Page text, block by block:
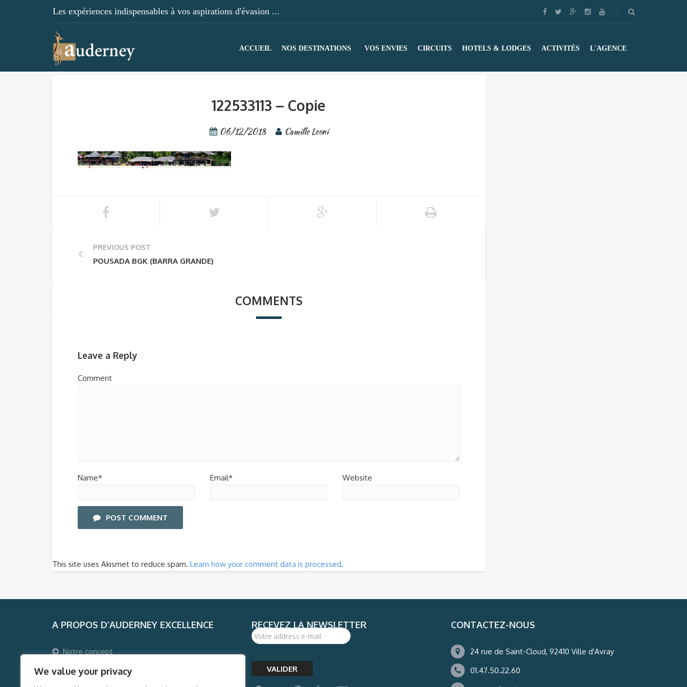
We value your privacy
Les expériences indispensables à vos aspirations d'évasion ...
ACCUEIL NOS DESTINATIONS VOS ENVIES CIRCUITS HOTELS & LODGES ACTIVITÉS L'AGENCE
122533113 – Copie
06/12/2018 Camille Leoni
PREVIOUS POST
POUSADA BGK (BARRA GRANDE)
COMMENTS
Leave a Reply
Comment
Name* Email* Website
POST COMMENT
This site uses Akismet to reduce spam. Learn how your comment data is processed.
A PROPOS D’AUDERNEY EXCELLENCE
Notre concept
Pourquoi voyager avec Auderney Excellence ?
Qui sommes-nous ?
RECEVEZ LA NEWSLETTER CONTACTEZ-NOUS
24 rue de Saint-Cloud, 92410 Ville d'Avray
01.47.50.22.60